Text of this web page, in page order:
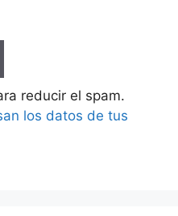
reducir el spam.
los datos de tus